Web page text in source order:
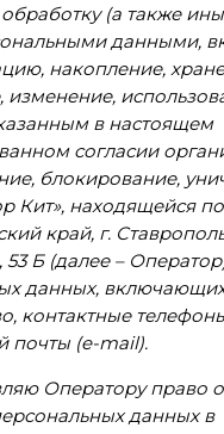
обработку (а также
данными,
накопление,
изменение,
в настоящем
согласии
блокирование,
Кит», находящейся
край, г.
53 Б (далее –
данных,
контактные
почты (e-mail).
Оператору право
данных в